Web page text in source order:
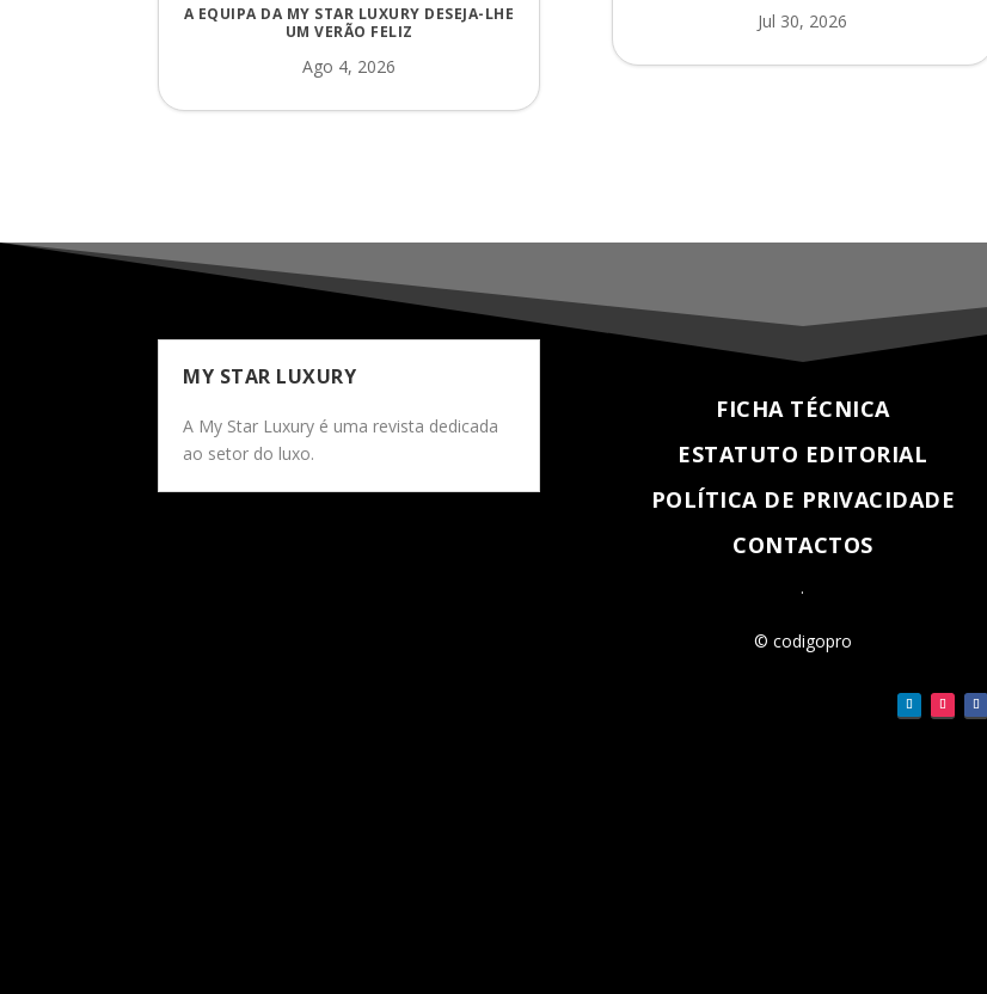
A EQUIPA DA MY STAR LUXURY DESEJA-LHE
UM VERÃO FELIZ
Ago 4, 2026
Jul 30, 2026
MY STAR LUXURY
A My Star Luxury é uma revista dedicada
ao setor do luxo.
FICHA TÉCNICA
ESTATUTO EDITORIAL
POLÍTICA DE PRIVACIDADE
CONTACTOS
.
© codigopro